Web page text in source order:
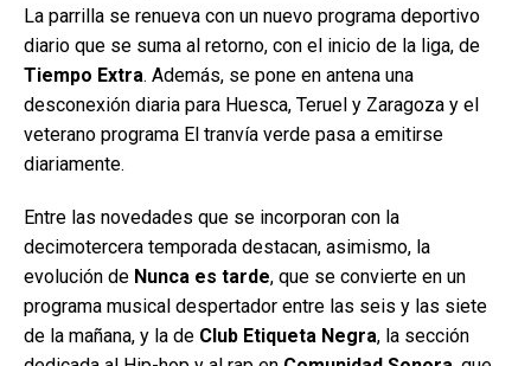
La parrilla se renueva con un nuevo programa deportivo
diario que se suma al retorno, con el inicio de la liga, de
Tiempo Extra. Además, se pone en antena una
desconexión diaria para Huesca, Teruel y Zaragoza y el
veterano programa El tranvía verde pasa a emitirse
diariamente.
Entre las novedades que se incorporan con la
decimotercera temporada destacan, asimismo, la
evolución de Nunca es tarde, que se convierte en un
programa musical despertador entre las seis y las siete
de la mañana, y la de Club Etiqueta Negra, la sección